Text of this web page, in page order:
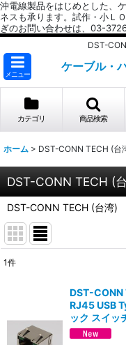
沖電線製品をはじめとした、
ネスも承ります。試作・小Ｌ
ぎのお問い合わせは、03-
DST-
メニュー
ケーブル・
カテゴリ 商品検索
ホーム > DST-CONN TECH (台
DST-CONN TECH (
DST-CONN TECH (台湾)
1件
DST-
RJ45 USB
ック スイッ